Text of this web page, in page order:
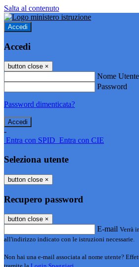
Salta al contenuto
Accedi
Accedi
button close ×
Nome Utente
Password
Password dimenticata?
-
Entra con SPID Entra con CIE
Seleziona utente
button close ×
Recupero password
button close ×
E-mail Verrà
all'indirizzo indicato con le istruzioni necessarie.
Non hai una e-mail associata al nome utente?